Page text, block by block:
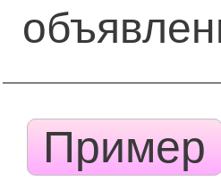
Пример